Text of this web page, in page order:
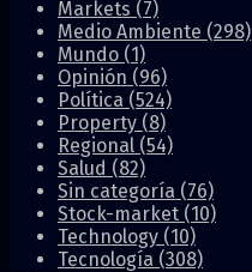
Markets (7)
Medio Ambiente (298)
Mundo (1)
Opinión (96)
Política (524)
Property (8)
Regional (54)
Salud (82)
Sin categoría (76)
Stock-market (10)
Technology (10)
Tecnología (308)